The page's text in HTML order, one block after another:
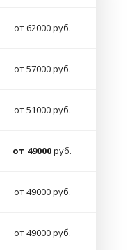
от 62000 руб.
от 57000 руб.
от 51000 руб.
от 49000руб.
от 49000 руб.
от 49000 руб.